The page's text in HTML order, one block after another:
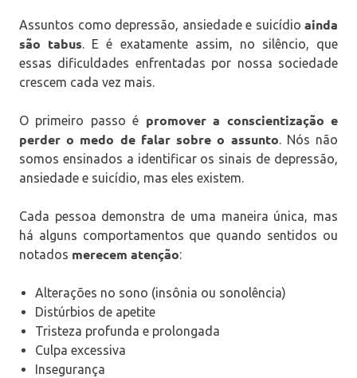
Assuntos como depressão, ansiedade e suicídio ainda
são tabus. E é exatamente assim, no silêncio, que
essas dificuldades enfrentadas por nossa sociedade
crescem cada vez mais.
O primeiro passo é promover a conscientização e
perder o medo de falar sobre o assunto. Nós não
somos ensinados a identificar os sinais de depressão,
ansiedade e suicídio, mas eles existem.
Cada pessoa demonstra de uma maneira única, mas
há alguns comportamentos que quando sentidos ou
notados merecem atenção:
Alterações no sono (insônia ou sonolência)
Distúrbios de apetite
Tristeza profunda e prolongada
Culpa excessiva
Insegurança